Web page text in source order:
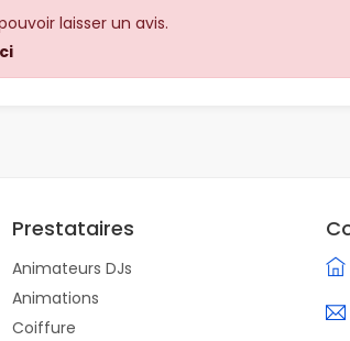
laisser un avis.
Prestataires
Animateurs DJs
Animations
Coiffure